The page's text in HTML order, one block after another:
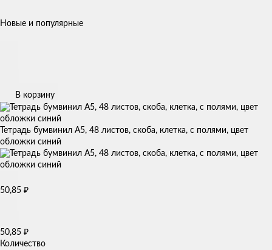
Новые и популярные
В корзину
Тетрадь бумвинил А5, 48 листов, скоба, клетка, с полями, цвет
обложки синий
50,85 ₽
50,85 ₽
Количество